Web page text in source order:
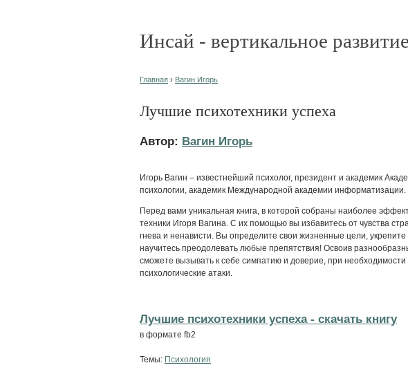
Инсай - вертикальное развитие
Главная › Вагин Игорь
Лучшие психотехники успеха
Автор: Вагин Игорь
Игорь Вагин – известнейший психолог, президент и академик
психологии, академик Международной академии информатизации.
Перед вами уникальная книга, в которой собраны наиболее
техники Игоря Вагина. С их помощью вы избавитесь от чувства
гнева и ненависти. Вы определите свои жизненные цели, укрепите
научитесь преодолевать любые препятствия! Освоив
сможете вызывать к себе симпатию и доверие, при необходимости
психологические атаки.
Лучшие психотехники успеха - cкачать книгу
в формате fb2
Темы: Психология